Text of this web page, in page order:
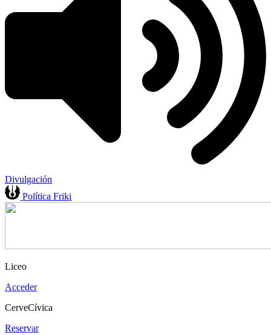
Divulgación
Política Friki
Liceo
Acceder
CerveCívica
Reservar